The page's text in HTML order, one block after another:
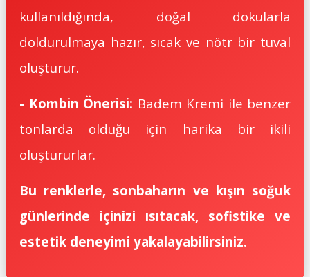
kullanıldığında, doğal dokularla
doldurulmaya hazır, sıcak ve nötr bir tuval
oluşturur.
- Kombin Önerisi: Badem Kremi ile benzer
tonlarda olduğu için harika bir ikili
oluştururlar.
Bu renklerle, sonbaharın ve kışın soğuk
günlerinde içinizi ısıtacak, sofistike ve
estetik deneyimi yakalayabilirsiniz.